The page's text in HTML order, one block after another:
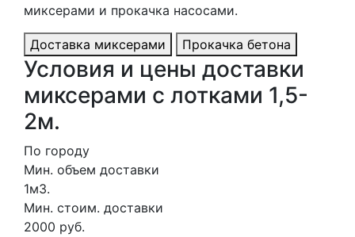
миксерами и прокачка насосами.
Доставка миксерами Прокачка бетона
Условия и цены доставки
миксерами с лотками 1,5-
2м.
По городу
Мин. объем доставки
1м3.
Мин. стоим. доставки
2000 руб.